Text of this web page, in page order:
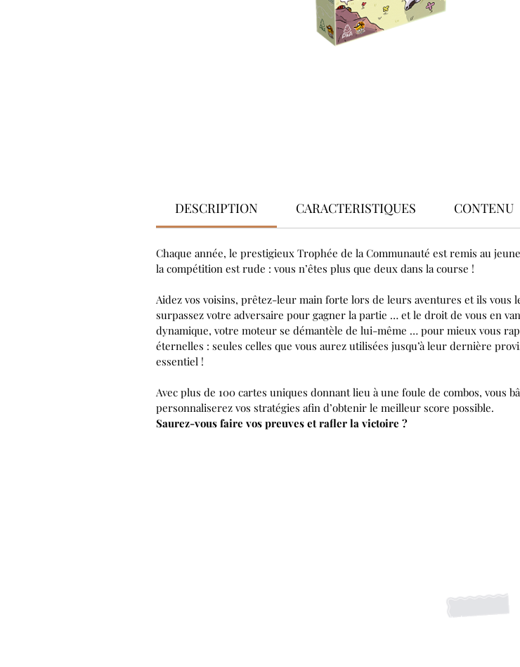
DESCRIPTION CARACTERISTIQUES CONTENU
Chaque année, le prestigieux Trophée de la Communauté est remis au
la compétition est rude : vous n’êtes plus que deux dans la course !
Aidez vos voisins, prêtez-leur main forte lors de leurs aventures et ils vous
surpassez votre adversaire pour gagner la partie … et le droit de vous en
dynamique, votre moteur se démantèle de lui-même … pour mieux vous
éternelles : seules celles que vous aurez utilisées jusqu’à leur dernière
essentiel !
Avec plus de 100 cartes uniques donnant lieu à une foule de combos, vous
personnaliserez vos stratégies afin d’obtenir le meilleur score possible.
Saurez-vous faire vos preuves et rafler la victoire ?
S'abonner